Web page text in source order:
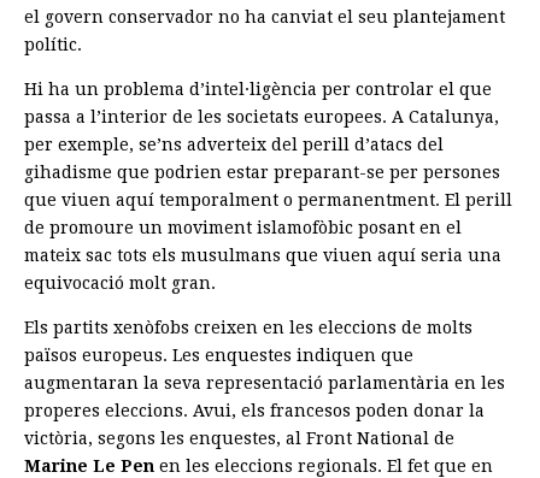
el govern conservador no ha canviat el seu plantejament
polític.
Hi ha un problema d’intel·ligència per controlar el que
passa a l’interior de les societats europees. A Catalunya,
per exemple, se’ns adverteix del perill d’atacs del
gihadisme que podrien estar preparant-se per persones
que viuen aquí temporalment o permanentment. El perill
de promoure un moviment islamofòbic posant en el
mateix sac tots els musulmans que viuen aquí seria una
equivocació molt gran.
Els partits xenòfobs creixen en les eleccions de molts
països europeus. Les enquestes indiquen que
augmentaran la seva representació parlamentària en les
properes eleccions. Avui, els francesos poden donar la
victòria, segons les enquestes, al Front National de
Marine Le Pen en les eleccions regionals. El fet que en